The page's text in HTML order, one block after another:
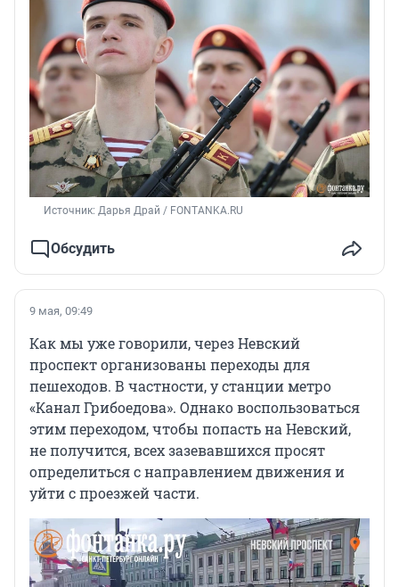
Источник: Дарья Драй / FONTANKA.RU
Обсудить
9 мая, 09:49
Как мы уже говорили, через Невский
проспект организованы переходы для
пешеходов. В частности, у станции метро
«Канал Грибоедова». Однако воспользоваться
этим переходом, чтобы попасть на Невский,
не получится, всех зазевавшихся просят
определиться с направлением движения и
уйти с проезжей части.